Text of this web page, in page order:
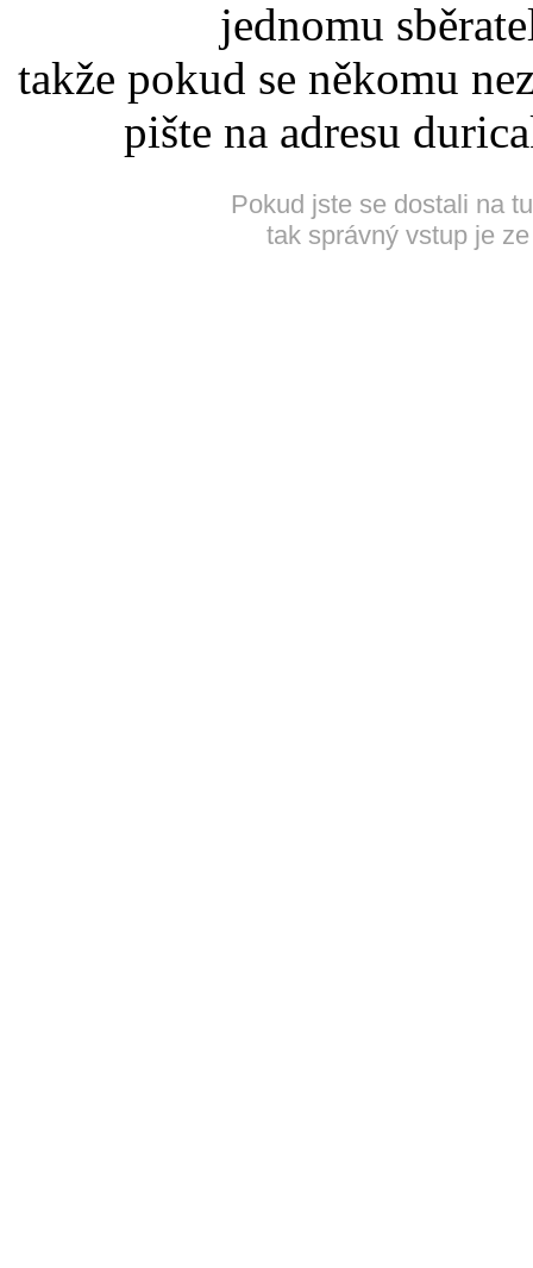
jednomu
takže pokud se někomu
pište na adresu
Pokud jste se dostali na
tak správný vstup je